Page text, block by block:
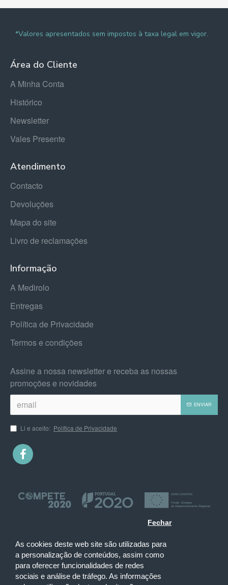
As cookies deste web site são utilizadas para
a personalização de conteúdos, assim como
para oferecer funcionalidades de redes
sociais e análise de tráfego. As informações
Fechar
*Valores apresentados sem impostos à taxa legal em vigor.
Área do Cliente
A Minha Conta
Histórico
Newsletter
Vales Presente
Atendimento
Contacto
Devoluções
Mapa do site
Livro de reclamações
Informação
A Medirolo
Entregas
Política de Privacidade
Termos e condições
Assine a nossa newsletter e receba as nossas
promoções e novidades
ENVIAR
Li e aceito: Política de Privacidade